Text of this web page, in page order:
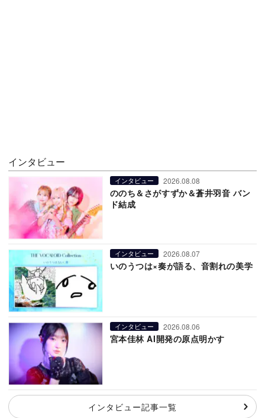
インタビュー
インタビュー 2026.08.08
ののち＆さがすずか＆蒼井羽音 バン
ド結成
インタビュー 2026.08.07
いのうつは×奏が語る、音割れの美学
インタビュー 2026.08.06
宮本佳林 AI開発の原点明かす
インタビュー記事一覧